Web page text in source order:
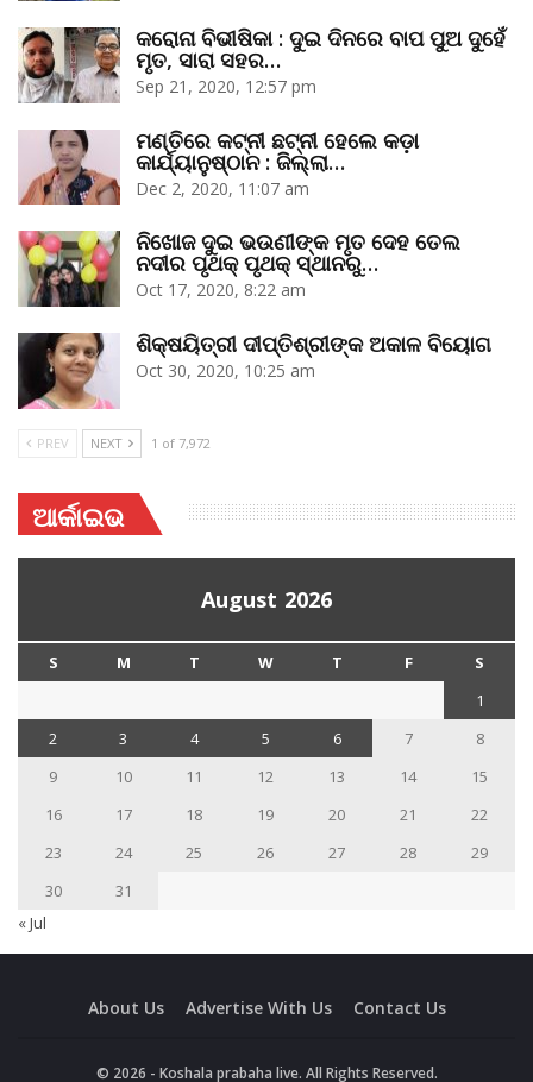
କରୋନା ବିଭୀଷିକା : ଦୁଇ ଦିନରେ ବାପ ପୁଅ ଦୁହେଁ
ମୃତ, ସାରା ସହର…
Sep 21, 2020, 12:57 pm
ମଣ୍ତିରେ କଟ୍‌ନୀ ଛଟ୍‌ନୀ ହେଲେ କଡ଼ା
କାର୍ଯ୍ୟାନୁଷ୍ଠାନ : ଜିଲ୍ଲା…
Dec 2, 2020, 11:07 am
ନିଖୋଜ ଦୁଇ ଭଉଣୀଙ୍କ ମୃତ ଦେହ ତେଲ
ନଦୀର ପୃଥକ୍‌ ପୃଥକ୍‌ ସ୍ଥାନରୁ…
Oct 17, 2020, 8:22 am
ଶିକ୍ଷୟିତ୍ରୀ ଦୀପ୍ତିଶ୍ରୀଙ୍କ ଅକାଳ ବିୟୋଗ
Oct 30, 2020, 10:25 am
PREV NEXT 1 of 7,972
ଆର୍କାଇଭ
August 2026
S M T W T F
S
1
2
3 4 5 6 7
8
9
10 11 12 13 14
15
16
17 18 19 20 21
22
23
24 25 26 27 28
29
30
31
« Jul
About Us Advertise With Us Contact Us
© 2026 - Koshala prabaha live. All Rights Reserved.